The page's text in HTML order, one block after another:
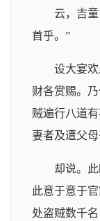
云，吉
首乎。”
设大宴
财各赏赐。
贼遍行八道
妻者及遭父母
却说。
此意于意于
处盗贼数千